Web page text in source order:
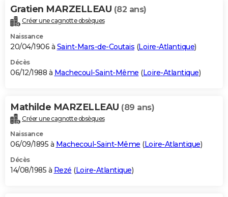
Gratien MARZELLEAU (82 ans)
Créer une cagnotte obsèques
Naissance
20/04/1906 à Saint-Mars-de-Coutais (Loire-Atlantique)
Décès
06/12/1988 à Machecoul-Saint-Même (Loire-Atlantique)
Mathilde MARZELLEAU (89 ans)
Créer une cagnotte obsèques
Naissance
06/09/1895 à Machecoul-Saint-Même (Loire-Atlantique)
Décès
14/08/1985 à Rezé (Loire-Atlantique)